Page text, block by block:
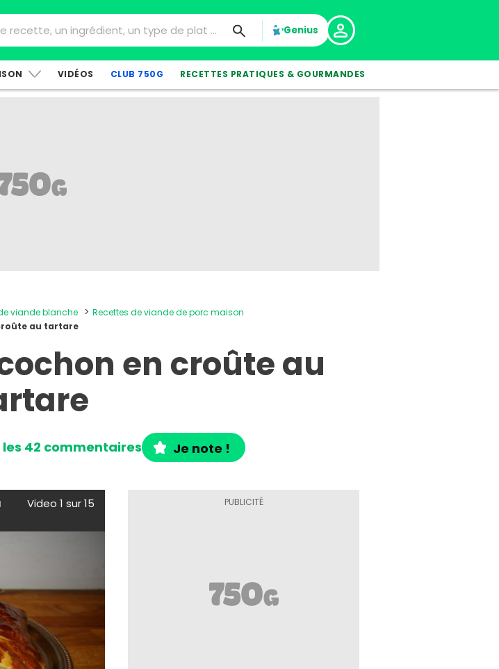
Genius
VIDÉOS CLUB 750G RECETTES PRATIQUES & GOURMANDES
viande blanche
Recettes de viande de porc maison
au tartare
en croûte au
les 42 commentaires Je note !
Video 1 sur 15